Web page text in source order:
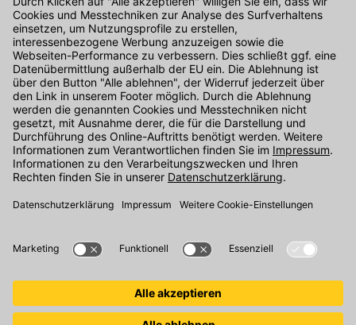
Kontakt
Unser Onlineshop Team ist montags bis freitags von 08:00 - 17:00
Uhr unter der Telefonnummer07071 / 151-151für Sie erreichbar.
Alternativ können Sie unser Kontaktformular nutzen.
Den Kontakt direkt in unsere Niederlassungen finden Sie hier.
Oder über unseren Chat .